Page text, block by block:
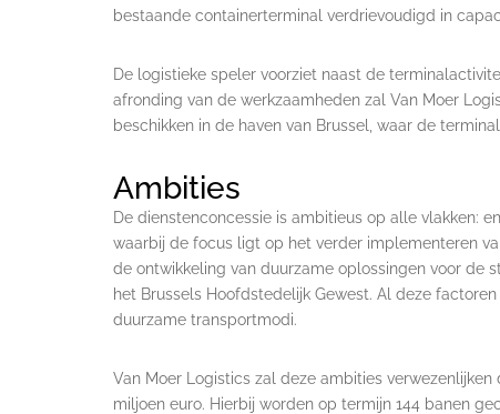
bestaande containerterminal verdrievoudigd in
De logistieke speler voorziet naast de
afronding van de werkzaamheden zal Van Moer
beschikken in de haven van Brussel, waar de
Ambities
De dienstenconcessie is ambitieus op alle vlakken:
waarbij de focus ligt op het verder implementeren
de ontwikkeling van duurzame oplossingen voor de
het Brussels Hoofdstedelijk Gewest. Al deze
duurzame transportmodi.
Van Moer Logistics zal deze ambities
miljoen euro. Hierbij worden op termijn 144 banen